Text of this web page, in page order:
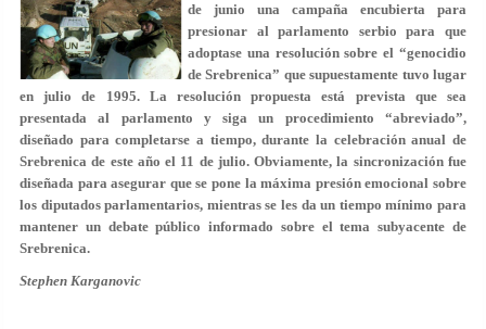
de junio una campaña encubierta para
presionar al parlamento serbio para que
adoptase una resolución sobre el “genocidio
de Srebrenica” que supuestamente tuvo lugar
en julio de 1995. La resolución propuesta está prevista que sea
presentada al parlamento y siga un procedimiento “abreviado”,
diseñado para completarse a tiempo, durante la celebración anual de
Srebrenica de este año el 11 de julio. Obviamente, la sincronización fue
diseñada para asegurar que se pone la máxima presión emocional sobre
los diputados parlamentarios, mientras se les da un tiempo mínimo para
mantener un debate público informado sobre el tema subyacente de
Srebrenica.
Stephen Karganovic